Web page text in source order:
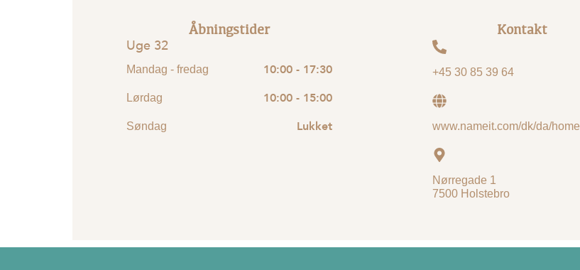
Åbningstider
Uge 32
Mandag - fredag 10:00 - 17:30
Lørdag 10:00 - 15:00
Søndag Lukket
Kontakt
+45 30 85 39 64
www.nameit.com/dk/da/home
Nørregade 1
7500 Holstebro